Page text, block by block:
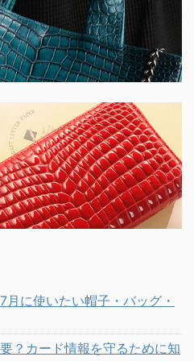
に使いたい帽子・バッグ・
？カード情報を守るために知